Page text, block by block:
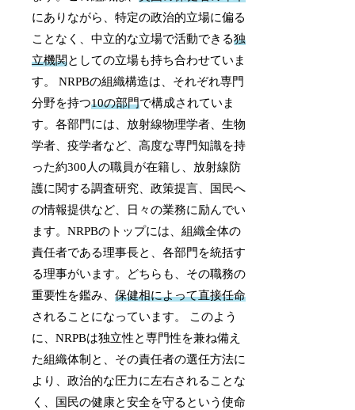
にありながら、特定の政治的立場に偏る
ことなく、中立的な立場で活動できる独
立機関としての立場も持ち合わせていま
す。 NRPBの組織構造は、それぞれ専門
分野を持つ10の部門で構成されていま
す。各部門には、放射線物理学者、生物
学者、疫学者など、高度な専門知識を持
った約300人の職員が在籍し、放射線防
護に関する調査研究、政策提言、国民へ
の情報提供など、日々の業務に励んでい
ます。NRPBのトップには、組織全体の
責任者である理事長と、各部門を統括す
る理事がいます。どちらも、その職務の
重要性を鑑み、保健相によって直接任命
されることになっています。 このよう
に、NRPBは独立性と専門性を兼ね備え
た組織体制と、その責任者の選任方法に
より、政治的な圧力に左右されることな
く、国民の健康と安全を守るという使命